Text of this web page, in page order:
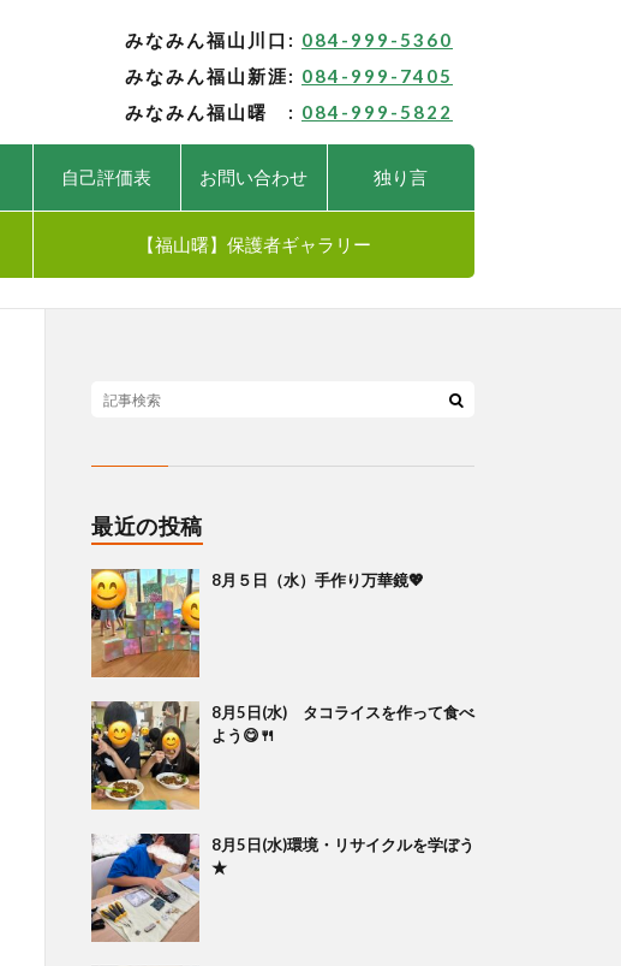
みなみん福山川口: 084-999-5360
みなみん福山新涯: 084-999-7405
みなみん福山曙 : 084-999-5822
自己評価表 お問い合わせ 独り言
【福山曙】保護者ギャラリー
最近の投稿
8月５日（水）手作り万華鏡💖
8月5日(水) タコライスを作って食べ
よう😋🍴
8月5日(水)環境・リサイクルを学ぼう
★